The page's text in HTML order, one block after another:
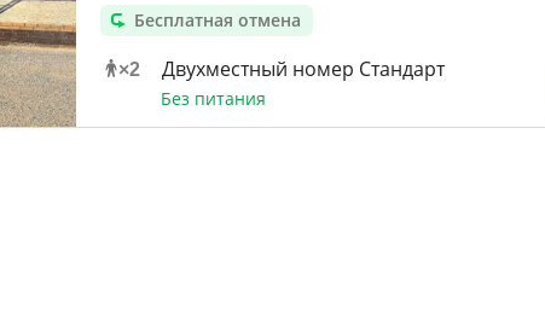
Бесплатная отмена
×2 Двухместный номер Стандарт
Без питания